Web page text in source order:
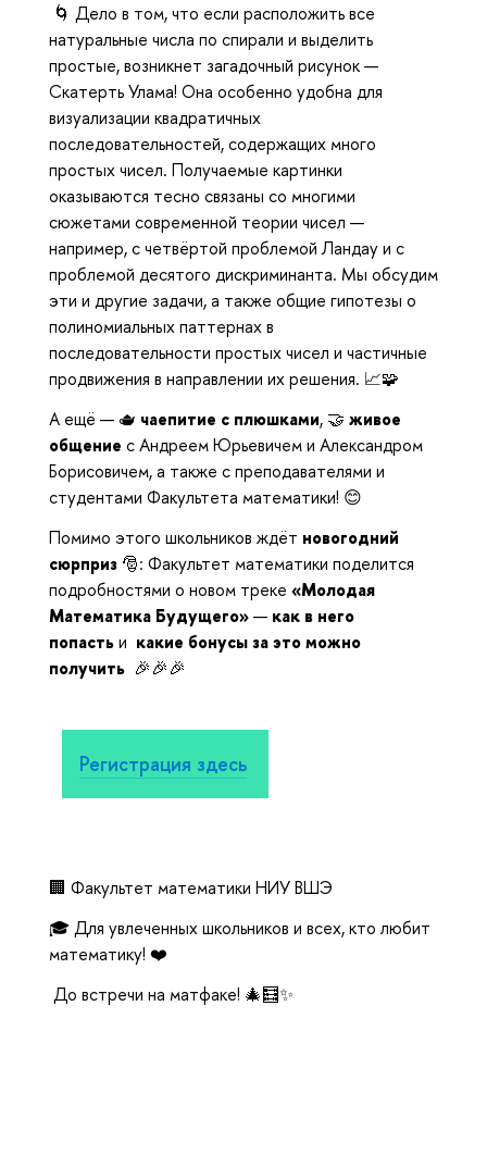
🌀 Дело в том, что если расположить все
натуральные числа по спирали и выделить
простые, возникнет загадочный рисунок —
Скатерть Улама! Она особенно удобна для
визуализации квадратичных
последовательностей, содержащих много
простых чисел. Получаемые картинки
оказываются тесно связаны со многими
сюжетами современной теории чисел —
например, с четвёртой проблемой Ландау и с
проблемой десятого дискриминанта. Мы обсудим
эти и другие задачи, а также общие гипотезы о
полиномиальных паттернах в
последовательности простых чисел и частичные
продвижения в направлении их решения. 📈🧩
А ещё — 🫖 чаепитие с плюшками, 🤝 живое
общение с Андреем Юрьевичем и Александром
Борисовичем, а также с преподавателями и
студентами Факультета математики! 😊
Помимо этого школьников ждёт новогодний
сюрприз 🎅: Факультет математики поделится
подробностями о новом треке «Молодая
Математика Будущего»— как в него
попастьи какие бонусы за это можно
получить 🎉🎉🎉
Регистрация здесь
🏢 Факультет математики НИУ ВШЭ
🎓 Для увлеченных школьников и всех, кто любит
математику! ❤️
До встречи на матфаке! 🎄🧮✨